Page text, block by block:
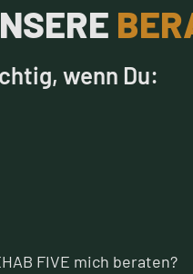
wenn Du:
FIVE mich beraten?